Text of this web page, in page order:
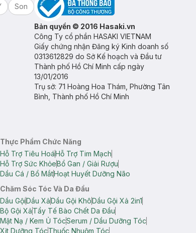
Son
Bản quyền © 2016 Hasaki.vn
Công Ty cổ phần HASAKI VIETNAM
Giấy chứng nhận Đăng ký Kinh doanh số
0313612829 do Sở Kế hoạch và Đầu tư
Thành phố Hồ Chí Minh cấp ngày
13/01/2016
Trụ sở: 71 Hoàng Hoa Thám, Phường Tân
Bình, Thành phố Hồ Chí Minh
Thực Phẩm Chức Năng
Hỗ Trợ Tiêu HoáHỗ Trợ Tim Mạch
Hỗ Trợ Sức KhỏeBổ Gan / Giải Rượu
Dầu Cá / Bổ MắtHoạt Huyết Dưỡng Não
Chăm Sóc Tóc Và Da Đầu
Dầu GộiDầu XảDầu Gội KhôDầu Gội Xả 2in1
Bộ Gội XảTẩy Tế Bào Chết Da Đầu
Mặt Nạ / Kem Ủ TócSerum / Dầu Dưỡng Tóc
Xịt Dưỡng TócThuốc Nhuộm Tóc